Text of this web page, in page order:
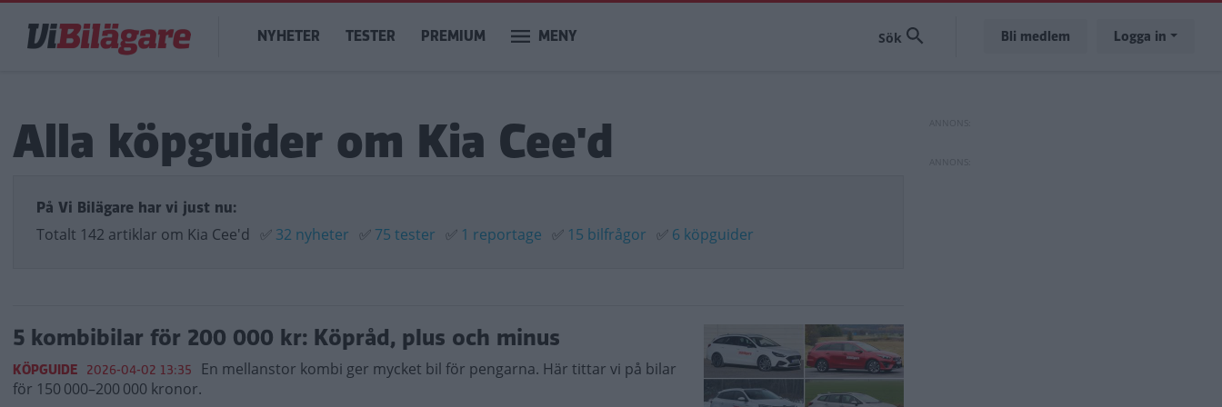
huvudinnehåll
Main
navigation
NYHETER TESTER PREMIUM MENY Bli medlem Logga in
Alla köpguider om Kia Cee'd
På Vi Bilägare har vi just nu:
Totalt 142 artiklar om Kia Cee'd ✅ 32 nyheter ✅ 75 tester ✅ 1 reportage ✅ 15 bilfrågor ✅ 6 köpguider
5 kombibilar för 200 000 kr: Köpråd, plus och minus
KÖPGUIDE 2026-04-02 13:35 En mellanstor kombi ger mycket bil för pengarna. Här tittar vi på bilar
för 150 000–200 000 kronor.